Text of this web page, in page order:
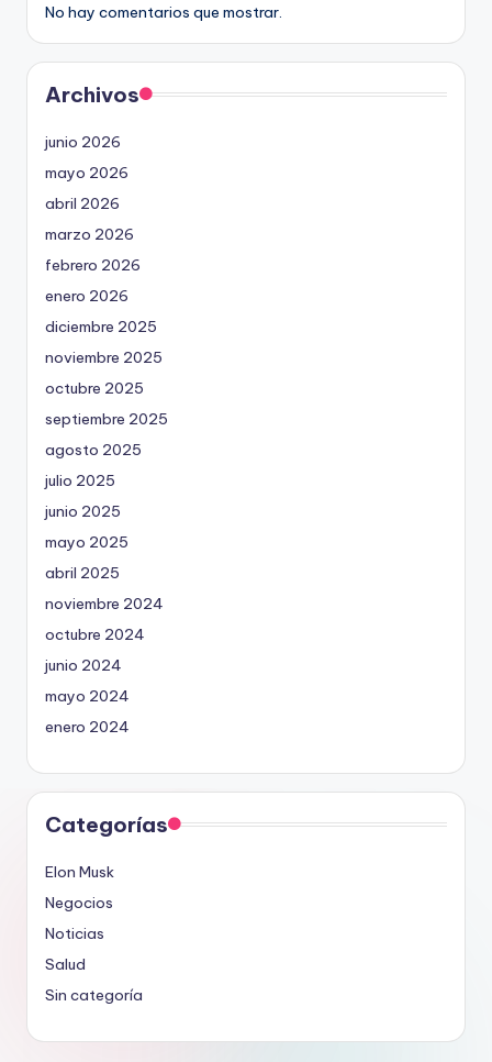
No hay comentarios que mostrar.
Archivos
junio 2026
mayo 2026
abril 2026
marzo 2026
febrero 2026
enero 2026
diciembre 2025
noviembre 2025
octubre 2025
septiembre 2025
agosto 2025
julio 2025
junio 2025
mayo 2025
abril 2025
noviembre 2024
octubre 2024
junio 2024
mayo 2024
enero 2024
Categorías
Elon Musk
Negocios
Noticias
Salud
Sin categoría